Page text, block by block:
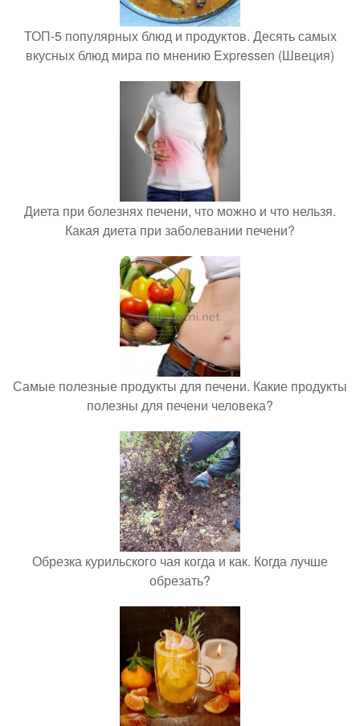
ТОП-5 популярных блюд и продуктов. Десять самых
вкусных блюд мира по мнению Expressen (Швеция)
Диета при болезнях печени, что можно и что нельзя.
Какая диета при заболевании печени?
Самые полезные продукты для печени. Какие продукты
полезны для печени человека?
Обрезка курильского чая когда и как. Когда лучше
обрезать?